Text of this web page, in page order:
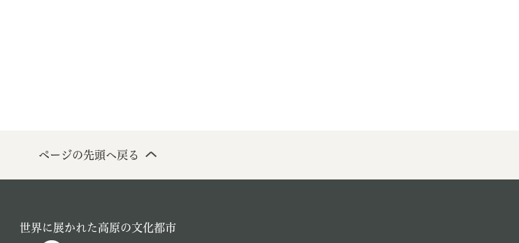
ページの先頭へ戻る
世界に展かれた高原の文化都市